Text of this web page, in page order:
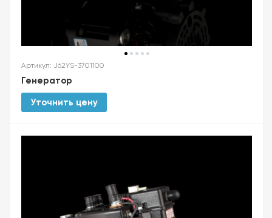
Артикул: J62YS-3701100
Генератор
Уточнить цену